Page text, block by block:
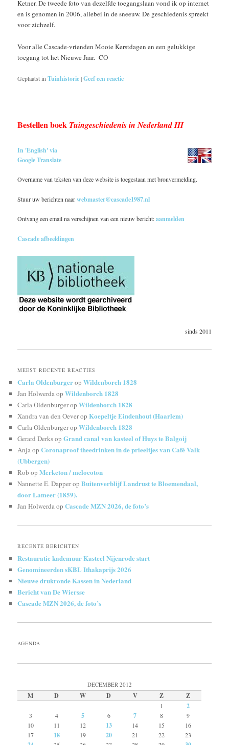
Ketner. De tweede foto van dezelfde toegangslaan vond ik op internet
en is genomen in 2006, allebei in de sneeuw. De geschiedenis spreekt
voor zichzelf.
Voor alle Cascade-vrienden Mooie Kerstdagen en een gelukkige
toegang tot het Nieuwe Jaar. CO
Geplaatst in Tuinhistorie|Geef een reactie
Bestellen boek Tuingeschiedenis in Nederland III
In 'English' via
Google Translate
Overname van teksten van deze website is toegestaan met bronvermelding.
Stuur uw berichten naarwebmaster@cascade1987.nl
Ontvang een email na verschijnen van een nieuw bericht:aanmelden
Cascade afbeeldingen
sinds 2011
MEEST RECENTE REACTIES
Carla OldenburgeropWildenborch 1828
Jan HolwerdaopWildenborch 1828
Carla OldenburgeropWildenborch 1828
Xandra van den OeveropKoepeltje Eindenhout (Haarlem)
Carla OldenburgeropWildenborch 1828
Gerard DerksopGrand canal van kasteel of Huys te Balgoij
AnjaopCoronaproof theedrinken in de prieeltjes van Café Valk
(Ubbergen)
Rob opMerketon / melocoton
Nannette E. DapperopBuitenverblijf Landrust te Bloemendaal,
door Lameer (1859).
Jan HolwerdaopCascade MZN 2026, de foto’s
RECENTE BERICHTEN
Restauratie kademuur Kasteel Nijenrode start
Genomineerden sKBL Ithakaprijs 2026
Nieuwe drukronde Kassen in Nederland
Bericht van De Wiersse
Cascade MZN 2026, de foto’s
AGENDA
DECEMBER 2012
M D W D V Z Z
1 2
3 4 5 6 7 8
9
10
11 12 13 14 15
16
17
18 19 20 21 22 23